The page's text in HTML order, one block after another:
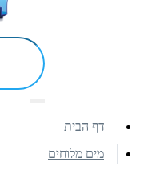
דף הבית
מים מלוחים